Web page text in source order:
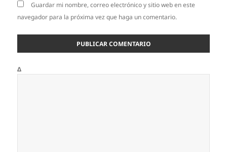
Guardar mi nombre, correo electrónico y sitio web en este
navegador para la próxima vez que haga un comentario.
Δ